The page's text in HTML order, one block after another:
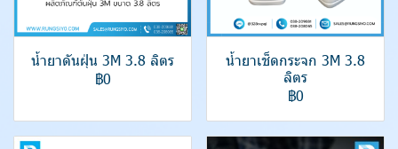
น้ำยาดันฝุ่น 3M 3.8 ลิตร
฿0
น้ำยาเช็ดกระจก 3M 3.8
ลิตร
฿0